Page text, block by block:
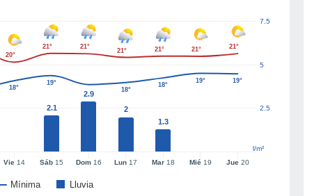
Mínima Lluvia
Vie14 Sáb15 Dom16 Lun 17 Mar18 Mié19 Jue20
2.5
5
7.5
l/m²
2.1
2.9
2
1.3
20°
21° 21°
21° 21° 21° 21°
18°
19°
18°
18°
19° 19°